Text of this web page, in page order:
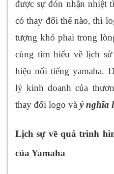
được sự đón nhận nhiệt
có thay đổi thế nào, thì
tượng khó phai trong
cùng tìm hiểu về lịch
hiệu nổi tiếng yamaha.
lý kinh doanh của
thay đổi logo và ý nghĩa
Lịch sự về quá trình
của Yamaha